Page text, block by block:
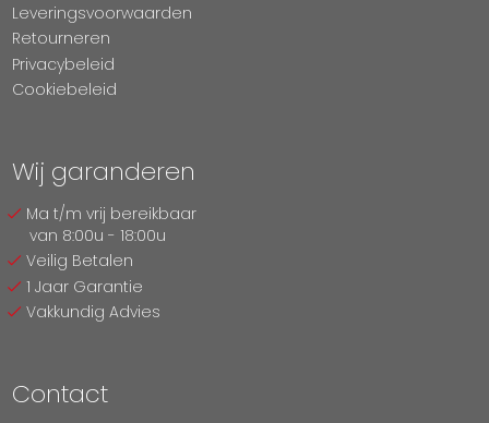
Leveringsvoorwaarden
Retourneren
Privacybeleid
Cookiebeleid
Wij garanderen
Ma t/m vrij bereikbaar
van 8:00u - 18:00u
Veilig Betalen
1 Jaar Garantie
Vakkundig Advies
Contact